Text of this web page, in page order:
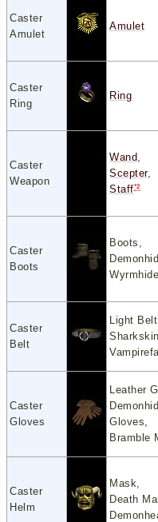
Caster
Amulet
Amulet
Caster
Ring
Ring
Caster
Weapon
Wand
Scepter,
Staff*2
Caster
Boots
Boots,
Caster
Belt
Light Belt,
Caster
Gloves
Leather
Gloves,
Bramble
Caster
Helm
Mask,
Death